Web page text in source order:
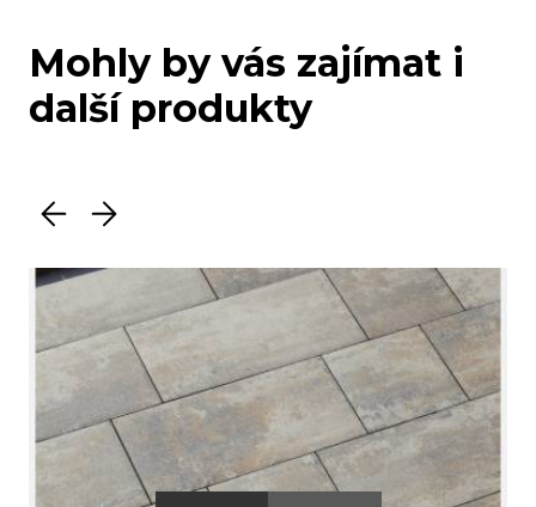
Mohly by vás zajímat i
další produkty